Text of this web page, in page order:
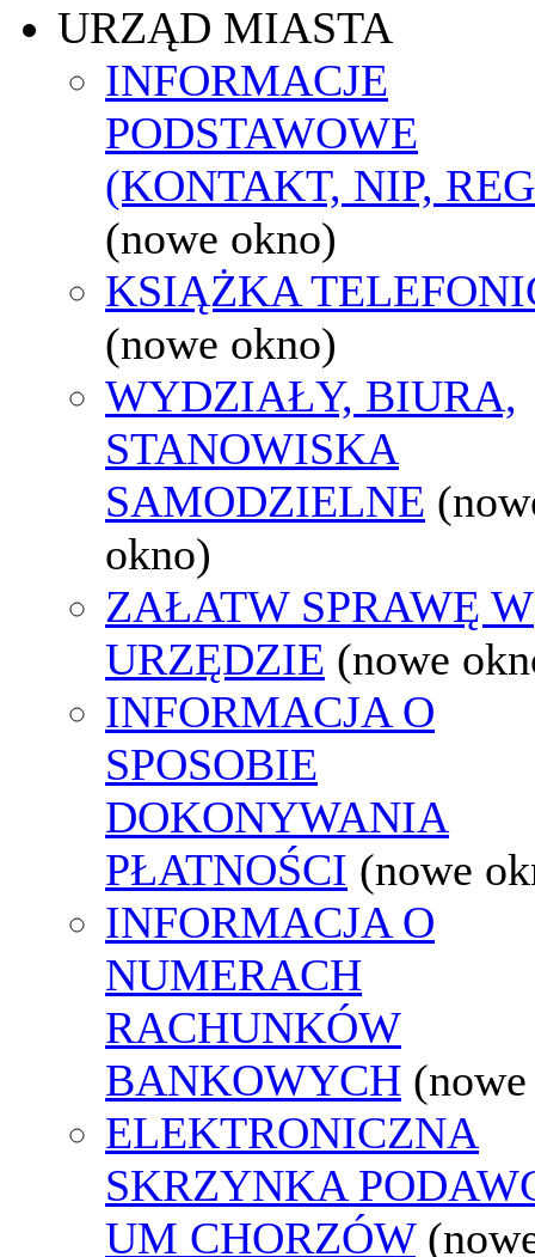
URZĄD MIASTA
INFORMACJE
PODSTAWOWE
(KONTAKT, NIP,
(nowe okno)
KSIĄŻKA
(nowe okno)
WYDZIAŁY, BIURA,
STANOWISKA
SAMODZIELNE
okno)
ZAŁATW SPRAWĘ W
URZĘDZIE (nowe
INFORMACJA O
SPOSOBIE
DOKONYWANIA
PŁATNOŚCI (nowe
INFORMACJA O
NUMERACH
RACHUNKÓW
BANKOWYCH
ELEKTRONICZNA
SKRZYNKA
UM CHORZÓW